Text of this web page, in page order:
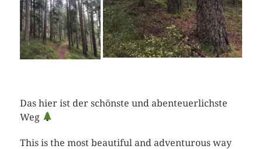
Das hier ist der schönste und abenteuerlichste
Weg
This is the most beautiful and adventurous way